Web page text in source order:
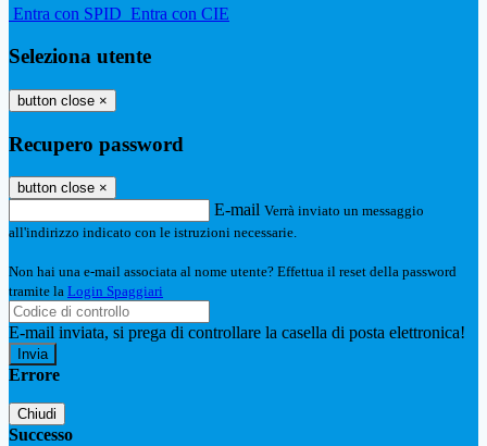
Entra con SPID Entra con CIE
Seleziona utente
button close ×
Recupero password
button close ×
E-mail Verrà inviato un messaggio
all'indirizzo indicato con le istruzioni necessarie.
Non hai una e-mail associata al nome utente? Effettua il reset della password
tramite la Login Spaggiari
E-mail inviata, si prega di controllare la casella di posta elettronica!
Errore
Chiudi
Successo